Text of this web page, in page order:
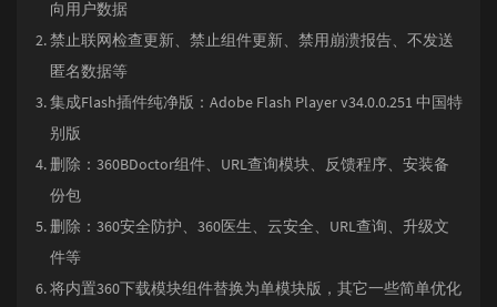
向用户数据
禁止联网检查更新、禁止组件更新、禁用崩溃报告、不发送
匿名数据等
集成Flash插件纯净版：Adobe Flash Player v34.0.0.251 中国特
别版
删除：360BDoctor组件、URL查询模块、反馈程序、安装备
份包
删除：360安全防护、360医生、云安全、URL查询、升级文
件等
将内置360下载模块组件替换为单模块版，其它一些简单优化